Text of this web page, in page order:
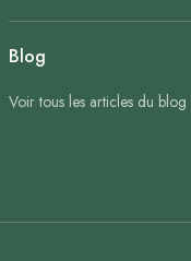
Blog
Voir tous les articles du blog